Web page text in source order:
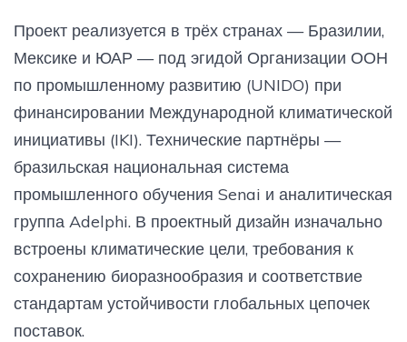
Проект реализуется в трёх странах — Бразилии,
Мексике и ЮАР — под эгидой Организации ООН
по промышленному развитию (UNIDO) при
финансировании Международной климатической
инициативы (IKI). Технические партнёры —
бразильская национальная система
промышленного обучения Senai и аналитическая
группа Adelphi. В проектный дизайн изначально
встроены климатические цели, требования к
сохранению биоразнообразия и соответствие
стандартам устойчивости глобальных цепочек
поставок.